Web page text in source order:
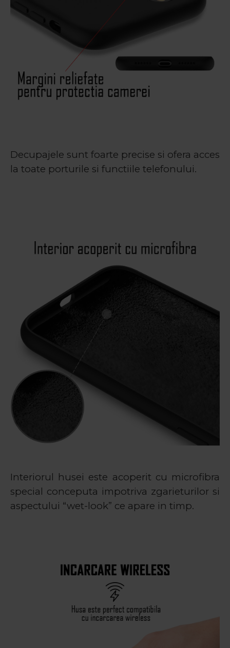
Decupajele sunt foarte precise si ofera acces
la toate porturile si functiile telefonului.
Interiorul husei este acoperit cu microfibra
special conceputa impotriva zgarieturilor si
aspectului “wet-look” ce apare in timp.